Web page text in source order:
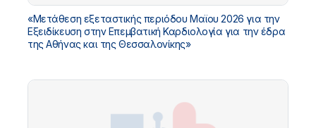
«Μετάθεση εξεταστικής περιόδου Μαϊου 2026 για την
Εξειδίκευση στην Επεμβατική Καρδιολογία για την έδρα
της Αθήνας και της Θεσσαλονίκης»